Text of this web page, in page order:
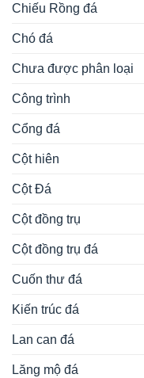
Chiếu Rồng đá
Chó đá
Chưa được phân loại
Công trình
Cổng đá
Cột hiên
Cột Đá
Cột đồng trụ
Cột đồng trụ đá
Cuốn thư đá
Kiến trúc đá
Lan can đá
Lăng mộ đá